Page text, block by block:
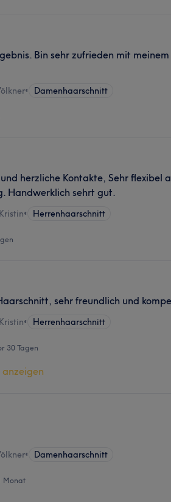
Bin sehr zufrieden mit
• Damenhaarschnitt
herzliche Kontakte, Sehr flexibel
Handwerklich sehrt gut.
• Herrenhaarschnitt
sehr freundlich und
• Herrenhaarschnitt
30 Tagen
• Damenhaarschnitt
Monat